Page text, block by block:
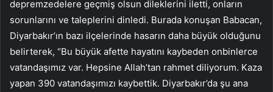
depremzedelere geçmiş olsun dileklerini iletti, onların
sorunlarını ve taleplerini dinledi. Burada konuşan Babacan,
Diyarbakır’ın bazı ilçelerinde hasarın daha büyük olduğunu
belirterek, “Bu büyük afette hayatını kaybeden onbinlerce
vatandaşımız var. Hepsine Allah’tan rahmet diliyorum. Kaza
yapan 390 vatandaşımızı kaybettik. Diyarbakır’da şu ana